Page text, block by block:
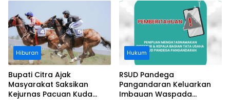
Pantai
Hiburan
Bupati Citra Ajak
Masyarakat Saksikan
Kejurnas Pacuan Kuda
Hukum
RSUD Pandega
Pangandaran Keluarkan
Imbauan Waspada